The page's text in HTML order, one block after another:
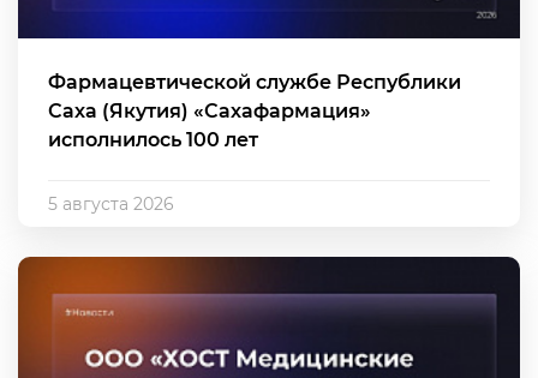
Фармацевтической службе Республики
Саха (Якутия) «Сахафармация»
исполнилось 100 лет
5 августа 2026